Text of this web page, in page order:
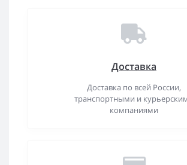
Доставка
Доставка по всей России,
транспортными и
компаниями